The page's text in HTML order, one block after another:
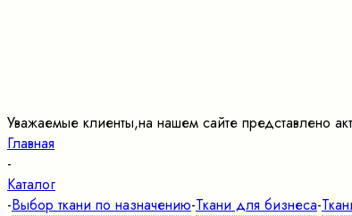
Уважаемые клиенты,на нашем сайте представлено
Главная
-
Каталог
-Выбор ткани по назначению-Ткани для бизнеса-